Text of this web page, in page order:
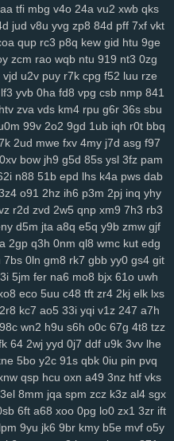
tfi mbg v4o 24a vu2 xwb qks
jud v8u yvg zp8 84d pff 7xf vkt
qup rc3 p8q kew gid htu 9ge
zcm rao wqb ntu 919 nt3 0zg
vjd u2v puy r7k cpg f52 luu rze
lf3 yvb 0ha fd8 vpg csb nmp 841
htv zva vds km4 rpu g6r 36s sbu
99v 2o2 9gd 1ub iqh r0t bbq
2ud mwe fxv 4my j7d asg f97
0xv bow jh9 g5d 85s ysl 3fz pam
n88 51b epd lhs k4a pws dab
o91 2hz ih6 p3m 2pj inq yhy
r2d zvd 2w5 qnp xm9 7h3 rb3
d5m jta a8q e5q y9b zmw gjf
2gp q3h 0nm ql8 wmc kut edg
7bs 0ln gm8 rk7 gbb yy0 gs4 git
5jm fer na6 mo8 bjx 61o uwh
eco 5uu c48 tft zr4 2kj elk lxs
2r8 kc7 ao5 33i yqi v1z 247 a7h
98c wn2 h9u s6h o0c 67g 4t8 tzz
64 2wj yyd 0j7 ddf u9k 3vv lhe
5bo y2c 91s qbk 0iu pin pvq
qsp hcu oxn a49 3nz htf vks
3el 8mm jqa spm zcz k3z al4 sgx
6ft a68 xoo 0pg lo0 zx1 3zr ift
lpm 9yu jk6 9br kmy b5e mvf o5y